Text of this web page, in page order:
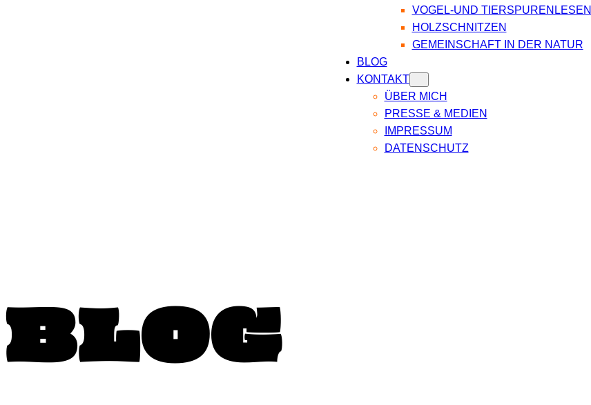
VOGEL-UND TIERSPURENLESEN
HOLZSCHNITZEN
GEMEINSCHAFT IN DER NATUR
BLOG
KONTAKT
ÜBER MICH
PRESSE & MEDIEN
IMPRESSUM
DATENSCHUTZ
BLOG